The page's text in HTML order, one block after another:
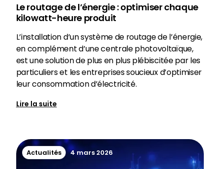
Le routage de l’énergie : optimiser chaque
kilowatt-heure produit
L’installation d’un système de routage de l’énergie,
en complément d’une centrale photovoltaïque,
est une solution de plus en plus plébiscitée par les
particuliers et les entreprises soucieux d’optimiser
leur consommation d’électricité.
Lire la suite
Actualités 4 mars 2026